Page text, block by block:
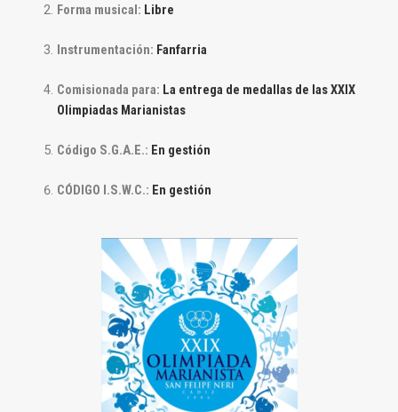
Forma musical: Libre
Instrumentación: Fanfarria
Comisionada para: La entrega de medallas de las XXIX
Olimpiadas Marianistas
Código S.G.A.E.: En gestión
CÓDIGO I.S.W.C.: En gestión